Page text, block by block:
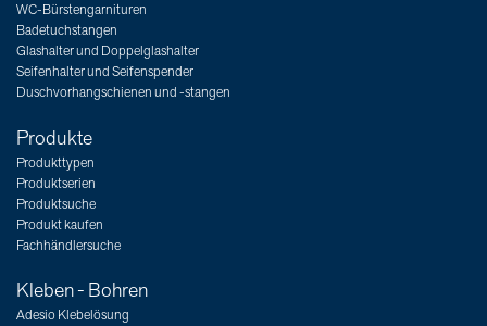
WC-Bürstengarnituren
Badetuchstangen
Glashalter und Doppelglashalter
Seifenhalter und Seifenspender
Duschvorhangschienen und -stangen
Produkte
Produkttypen
Produktserien
Produktsuche
Produkt kaufen
Fachhändlersuche
Kleben - Bohren
Adesio Klebelösung